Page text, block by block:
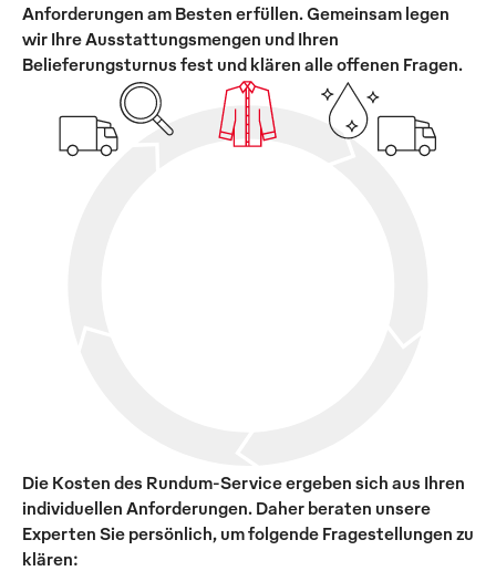
Anforderungen am Besten erfüllen. Gemeinsam legen
wir Ihre Ausstattungsmengen und Ihren
Belieferungsturnus fest und klären alle offenen Fragen.
Die Kosten des Rundum-Service ergeben sich aus Ihren
individuellen Anforderungen. Daher beraten unsere
Experten Sie persönlich, um folgende Fragestellungen zu
klären: